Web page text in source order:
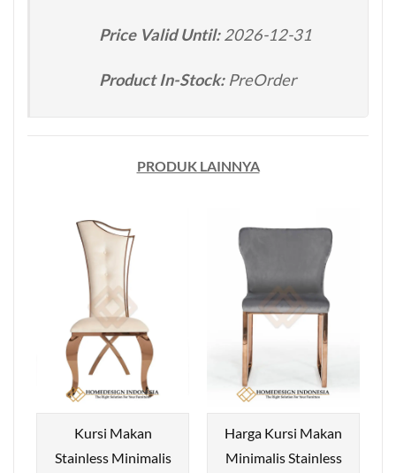
Price Valid Until:2026-12-31
Product In-Stock: PreOrder
PRODUK LAINNYA
Kursi Makan
Stainless Minimalis
Harga Kursi Makan
Minimalis Stainless